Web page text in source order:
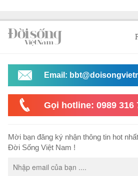
Email:
Gọi hotline: 0989 316
Mời bạn đăng ký nhận thông tin hot
Đời Sống Việt Nam !